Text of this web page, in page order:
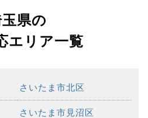
県の
エリア一覧
さいたま市北区
さいたま市見沼区